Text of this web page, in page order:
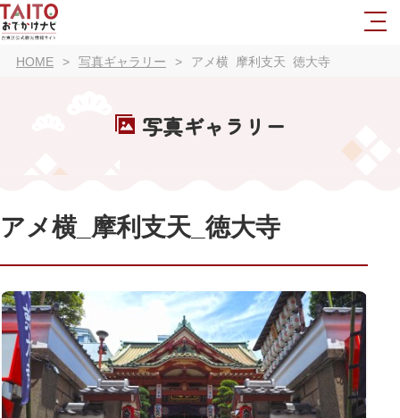
HOME 写真ギャラリー アメ横_摩利支天_徳大寺
写真ギャラリー
アメ横_摩利支天_徳大寺